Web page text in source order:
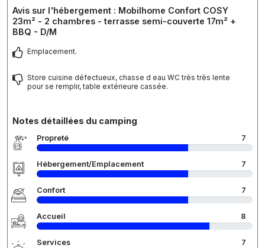
Avis sur l'hébergement : Mobilhome Confort COSY
23m² - 2 chambres - terrasse semi-couverte 17m² +
BBQ - D/M
Emplacement.
Store cuisine défectueux, chasse d eau WC très très lente
pour se remplir, table extérieure cassée.
Notes détaillées du camping
Propreté 7
Hébergement/Emplacement 7
Confort 7
Accueil 8
Services 7